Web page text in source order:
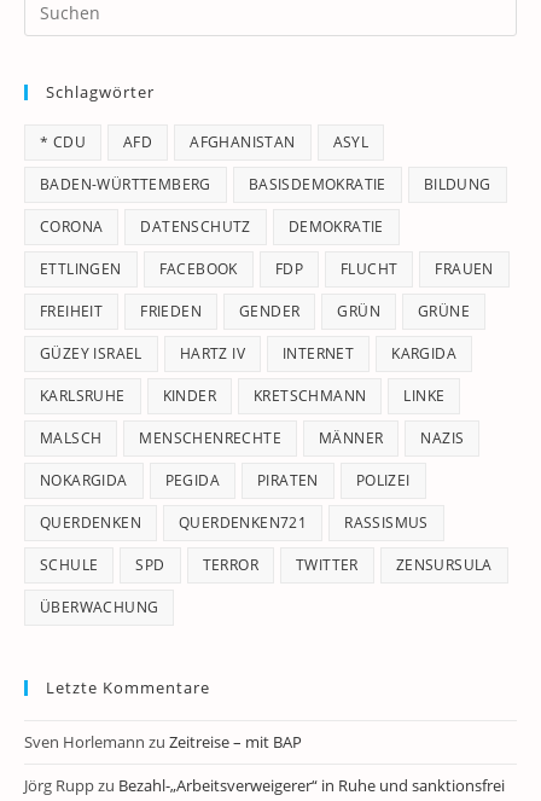
Schlagwörter
* CDU AFD AFGHANISTAN ASYL
BADEN-WÜRTTEMBERG BASISDEMOKRATIE BILDUNG
CORONA DATENSCHUTZ DEMOKRATIE
ETTLINGEN FACEBOOK FDP FLUCHT FRAUEN
FREIHEIT FRIEDEN GENDER GRÜN GRÜNE
GÜZEY ISRAEL HARTZ IV INTERNET KARGIDA
KARLSRUHE KINDER KRETSCHMANN LINKE
MALSCH MENSCHENRECHTE MÄNNER NAZIS
NOKARGIDA PEGIDA PIRATEN POLIZEI
QUERDENKEN QUERDENKEN721 RASSISMUS
SCHULE SPD TERROR TWITTER ZENSURSULA
ÜBERWACHUNG
Letzte Kommentare
Sven Horlemann zu Zeitreise – mit BAP
Jörg Ruppzu Bezahl-„Arbeitsverweigerer“ in Ruhe und sanktionsfrei